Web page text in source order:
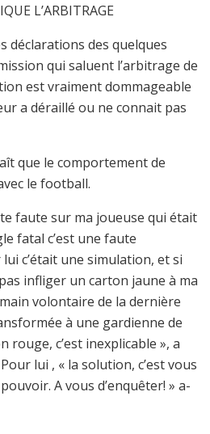
L’ARBITRAGE
déclarations des quelques
qui saluent l’arbitrage de
est vraiment dommageable
a déraillé ou ne connait pas
que le comportement de
le football.
faute sur ma joueuse qui était
fatal c’est une faute
c’était une simulation, et si
infliger un carton jaune à ma
volontaire de la dernière
à une gardienne de
rouge, c’est inexplicable », a
lui , « la solution, c’est vous
A vous d’enquêter! » a-